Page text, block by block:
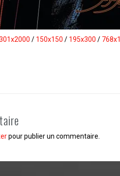
/ 150x150 / 195x300 /
pour publier un commentaire.